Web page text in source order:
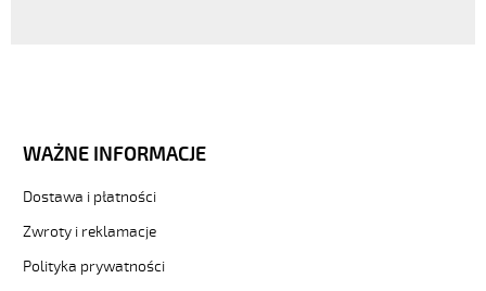
WAŻNE INFORMACJE
Dostawa i płatności
Zwroty i reklamacje
Polityka prywatności